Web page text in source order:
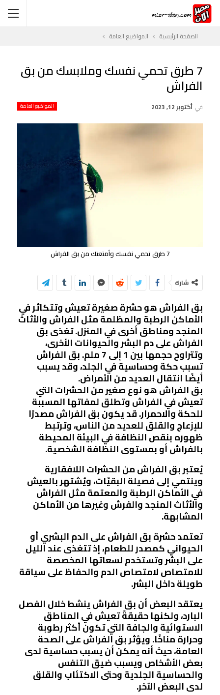
الصفحة الرئيسية المواضيع العامة
7 طرق تحمي نفسك وملابسك من بق
الفراش
المواضيع العامة في أكتوبر 12, 2023
7 طرق تحمي نفسك وأمتعتك من بق الفراش
شارك
بق الفراش هو حشرة صغيرة تعيش وتتكاثر في
الأماكن الرطبة والمظلمة مثل الفراش والأثاث
المنجد ومناطق أخرى في المنزل. تغذى بق
الفراش على دم البشر والحيوانات الأخرى،
وتتراوح حجمها بين 1 إلى 7 ملم. بق الفراش
تسبب حكة وحساسية في الجلد، وقد يسبب
أيضًا انتقال العديد من الأمراض.
بق الفراش هو نوع صغير من الحشرات التي
تعيش في الفراش وتطلق لمفاتها المسببة
للحكة والاحمرار. قد يكون بق الفراش مصدرًا
للإزعاج والقلق للعديد من الناس، وترتبط
ظهوره بنقص النظافة في البيئة المحيطة
بالفراش أو بمستوى النظافة الشخصية.
يُعتبر بق الفراش من الحشرات اللافقارية
وينتمي إلى فصيلة البقيّات، ويُشتهر بالعيش
في الأماكن الرطبة والمعتمة مثل الفراش
والأثاث المنجد والفرش وغيرها من الأماكن
المشابهة.
تعتمد حشرة بق الفراش على الدم البشري أو
الحيواني كمصدر للطعام، إذ تتغذى عند الليل
على البشر وتستخدم لسعاتها المخصصة
للامتصاص لامتصاص الدم والحفاظ على سياقة
طويلة داخل البشر.
يعتقد البعض أن بق الفراش ينشط خلال الفصل
البارد، ولكنها حقيقةً تعيش في المناطق
الاستوائية والجافة التي تكون أكثر رطوبة
وحرارة مناخًا. ويؤثر بق الفراش على الصحة
العامة، حيث أنه يمكن أن يسبب حساسية لدى
بعض الأشخاص ويسبب ضيق التنفس
والحساسية الجلدية وحتى الاكتئاب والقلق
لدى البعض الآخر.